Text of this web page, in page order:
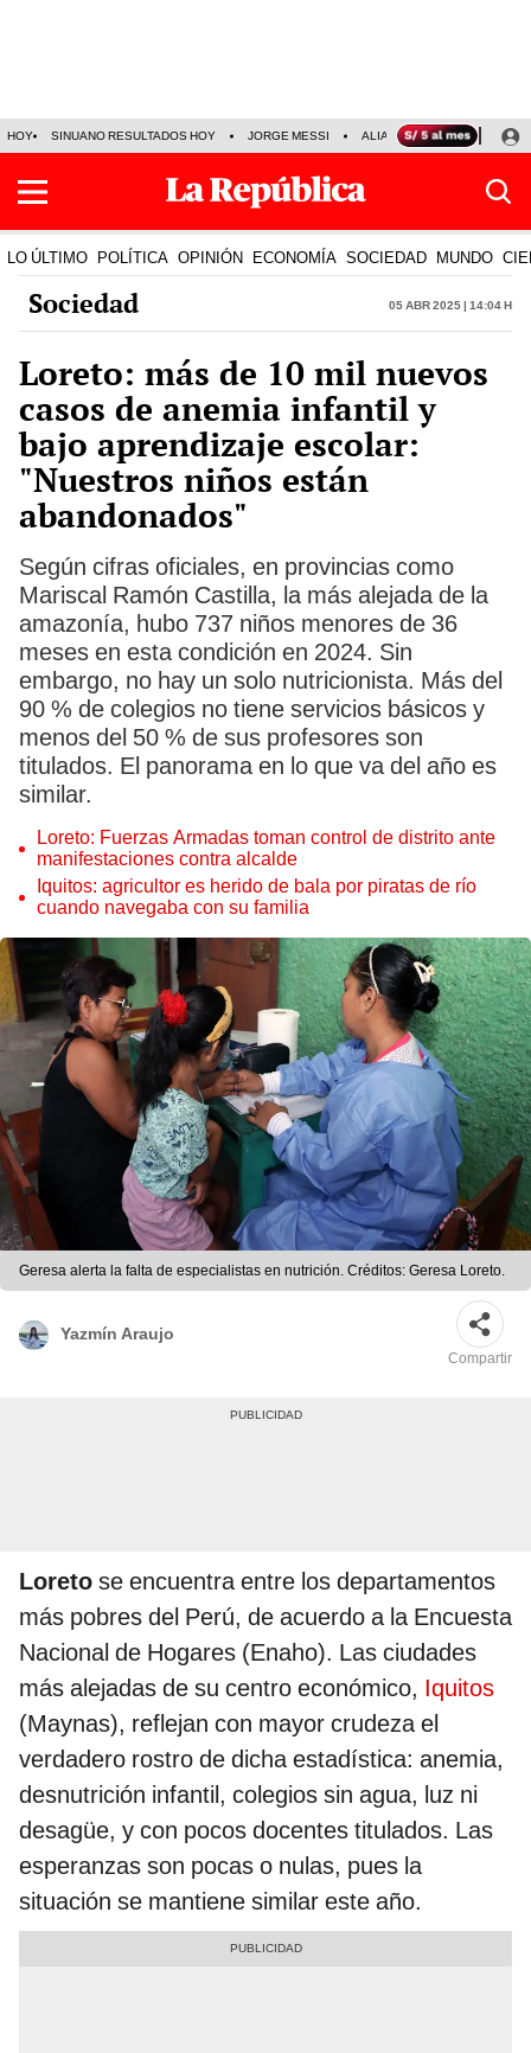
HOY SINUANO RESULTADOS HOY JORGE MESSI ALIANZA LIMA VS SPORT
LO ÚLTIMO POLÍTICA OPINIÓN ECONOMÍA SOCIEDAD MUNDO
Sociedad 05 Abr 2025 | 14:04 h
Loreto: más de 10 mil nuevos
casos de anemia infantil y
bajo aprendizaje escolar:
"Nuestros niños están
abandonados"
Según cifras oficiales, en provincias como
Mariscal Ramón Castilla, la más alejada de la
amazonía, hubo 737 niños menores de 36
meses en esta condición en 2024. Sin
embargo, no hay un solo nutricionista. Más del
90 % de colegios no tiene servicios básicos y
menos del 50 % de sus profesores son
titulados. El panorama en lo que va del año es
similar.
Loreto: Fuerzas Armadas toman control de distrito ante
manifestaciones contra alcalde
Iquitos: agricultor es herido de bala por piratas de río
cuando navegaba con su familia
Geresa alerta la falta de especialistas en nutrición. Créditos: Geresa Loreto.
Yazmín Araujo
Compartir
Loreto se encuentra entre los departamentos
más pobres del Perú, de acuerdo a la Encuesta
Nacional de Hogares (Enaho). Las ciudades
más alejadas de su centro económico, Iquitos
(Maynas), reflejan con mayor crudeza el
verdadero rostro de dicha estadística: anemia,
desnutrición infantil, colegios sin agua, luz ni
desagüe, y con pocos docentes titulados. Las
esperanzas son pocas o nulas, pues la
situación se mantiene similar este año.